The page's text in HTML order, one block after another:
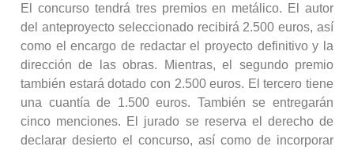
El concurso tendrá tres premios en metálico. El autor
del anteproyecto seleccionado recibirá 2.500 euros, así
como el encargo de redactar el proyecto definitivo y la
dirección de las obras. Mientras, el segundo premio
también estará dotado con 2.500 euros. El tercero tiene
una cuantía de 1.500 euros. También se entregarán
cinco menciones. El jurado se reserva el derecho de
declarar desierto el concurso, así como de incorporar